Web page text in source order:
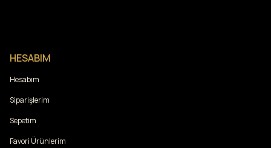
HESABIM
Hesabım
Siparişlerim
Sepetim
Favori Ürünlerim